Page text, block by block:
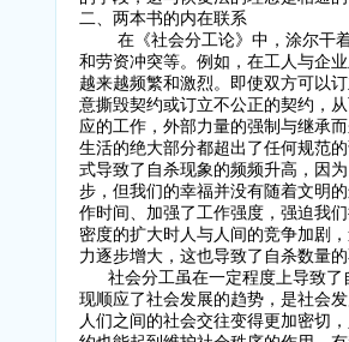
二、两本书的内在联系
在《社会分工论》中，涂尔干着
和劳资冲突等。例如，在工人与企
越来越频繁和激烈。即使双方可以
意撕毁契约或订立不公正的契约，
应的工作，外部力量的强制与继承
生活的绝大部分都超出了任何规范
式导致了自杀现象的频频升高，因
步，但我们的幸福并没有随着文明
作时间、加强了工作强度，强迫我
密度的扩大时人与人间的竞争加剧
力逐步增大，这也导致了自杀数量
社会分工虽在一定程度上导致了
现顺应了社会发展的趋势，是社会
人们之间的社会交往变得更加密切